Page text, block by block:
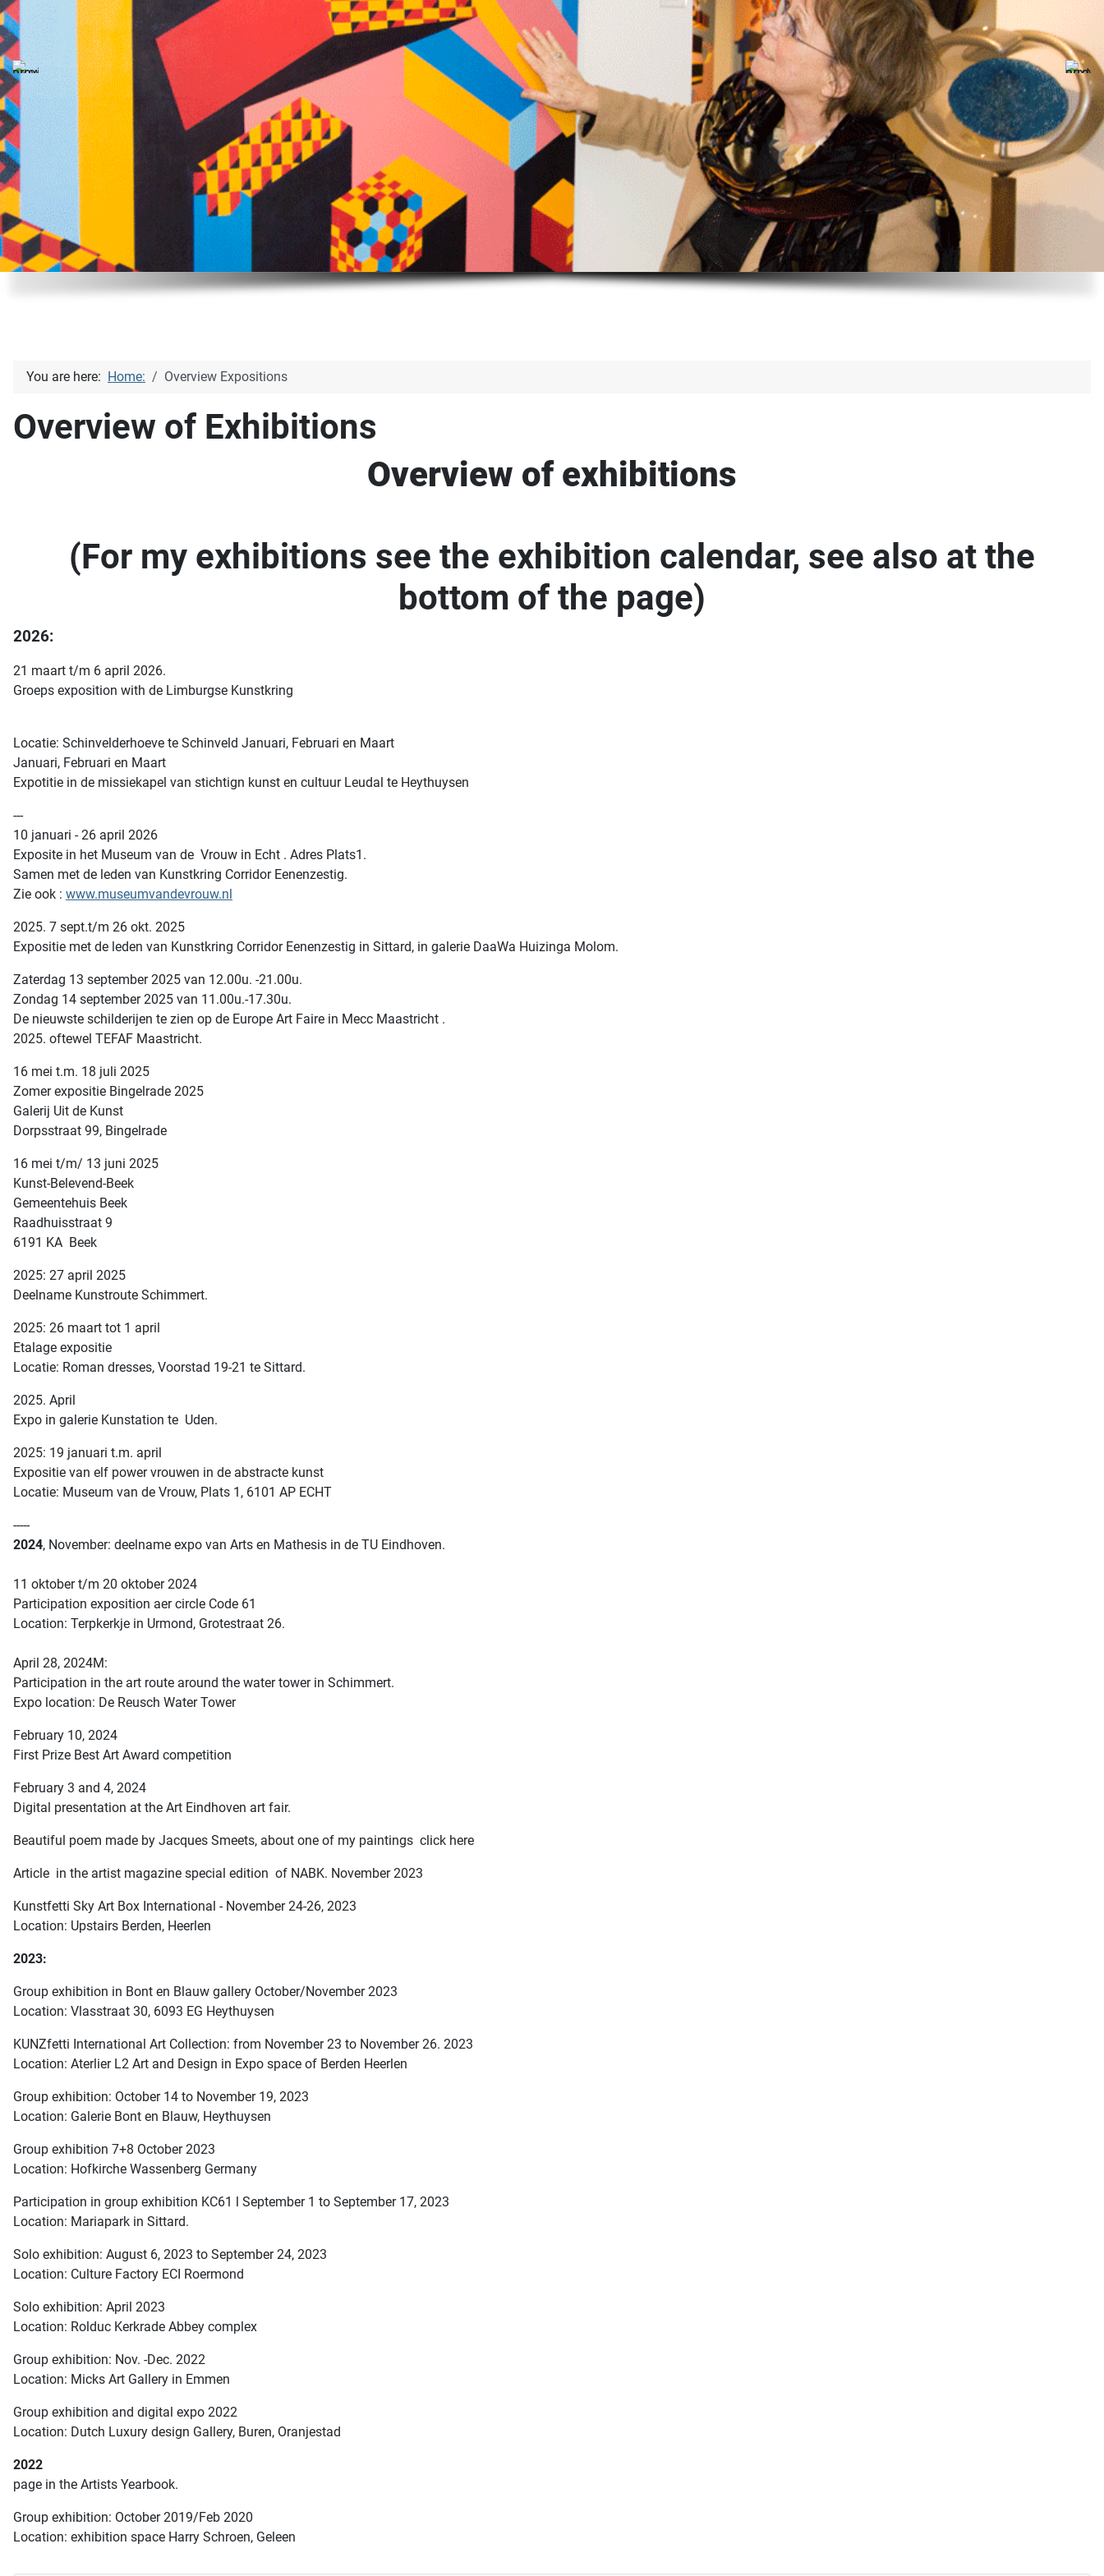
You are here: Home: Overview Expositions
Overview of Exhibitions
Overview of exhibitions
(For my exhibitions see the exhibition calendar, see also at the
bottom of the page)
2026:
21 maart t/m 6 april 2026.
Groeps exposition with de Limburgse Kunstkring
Locatie: Schinvelderhoeve te Schinveld Januari, Februari en Maart
Januari, Februari en Maart
Expotitie in de missiekapel van stichtign kunst en cultuur Leudal te Heythuysen
---
10 januari - 26 april 2026
Exposite in het Museum van de Vrouw in Echt . Adres Plats1.
Samen met de leden van Kunstkring Corridor Eenenzestig.
Zie ook : www.museumvandevrouw.nl
2025. 7 sept.t/m 26 okt. 2025
Expositie met de leden van Kunstkring Corridor Eenenzestig in Sittard, in galerie DaaWa Huizinga Molom.
Zaterdag 13 september 2025 van 12.00u. -21.00u.
Zondag 14 september 2025 van 11.00u.-17.30u.
De nieuwste schilderijen te zien op de Europe Art Faire in Mecc Maastricht .
2025. oftewel TEFAF Maastricht.
16 mei t.m. 18 juli 2025
Zomer expositie Bingelrade 2025
Galerij Uit de Kunst
Dorpsstraat 99, Bingelrade
16 mei t/m/ 13 juni 2025
Kunst-Belevend-Beek
Gemeentehuis Beek
Raadhuisstraat 9
6191 KA Beek
2025: 27 april 2025
Deelname Kunstroute Schimmert.
2025: 26 maart tot 1 april
Etalage expositie
Locatie: Roman dresses, Voorstad 19-21 te Sittard.
2025. April
Expo in galerie Kunstation te Uden.
2025: 19 januari t.m. april
Expositie van elf power vrouwen in de abstracte kunst
Locatie: Museum van de Vrouw, Plats 1, 6101 AP ECHT
-----
2024, November: deelname expo van Arts en Mathesis in de TU Eindhoven.
11 oktober t/m 20 oktober 2024
Participation exposition aer circle Code 61
Location: Terpkerkje in Urmond, Grotestraat 26.
April 28, 2024M:
Participation in the art route around the water tower in Schimmert.
Expo location: De Reusch Water Tower
February 10, 2024
First Prize Best Art Award competition
February 3 and 4, 2024
Digital presentation at the Art Eindhoven art fair.
Beautiful poem made by Jacques Smeets, about one of my paintings click here
Article in the artist magazine special edition of NABK. November 2023
Kunstfetti Sky Art Box International - November 24-26, 2023
Location: Upstairs Berden, Heerlen
2023:
Group exhibition in Bont en Blauw gallery October/November 2023
Location: Vlasstraat 30, 6093 EG Heythuysen
KUNZfetti International Art Collection: from November 23 to November 26. 2023
Location: Aterlier L2 Art and Design in Expo space of Berden Heerlen
Group exhibition: October 14 to November 19, 2023
Location: Galerie Bont en Blauw, Heythuysen
Group exhibition 7+8 October 2023
Location: Hofkirche Wassenberg Germany
Participation in group exhibition KC61 l September 1 to September 17, 2023
Location: Mariapark in Sittard.
Solo exhibition: August 6, 2023 to September 24, 2023
Location: Culture Factory ECI Roermond
Solo exhibition: April 2023
Location: Rolduc Kerkrade Abbey complex
Group exhibition: Nov. -Dec. 2022
Location: Micks Art Gallery in Emmen
Group exhibition and digital expo 2022
Location: Dutch Luxury design Gallery, Buren, Oranjestad
2022
page in the Artists Yearbook.
Group exhibition: October 2019/Feb 2020
Location: exhibition space Harry Schroen, Geleen